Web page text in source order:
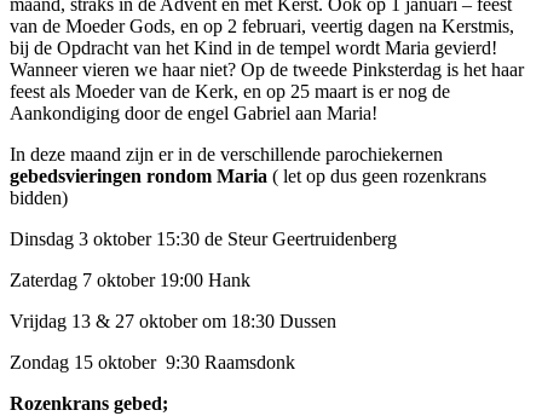
maand, straks in de Advent en met Kerst. Ook op 1 januari – feest
van de Moeder Gods, en op 2 februari, veertig dagen na Kerstmis,
bij de Opdracht van het Kind in de tempel wordt Maria gevierd!
Wanneer vieren we haar niet? Op de tweede Pinksterdag is het haar
feest als Moeder van de Kerk, en op 25 maart is er nog de
Aankondiging door de engel Gabriel aan Maria!
In deze maand zijn er in de verschillende parochiekernen
gebedsvieringen rondom Maria ( let op dus geen rozenkrans
bidden)
Dinsdag 3 oktober 15:30 de Steur Geertruidenberg
Zaterdag 7 oktober 19:00 Hank
Vrijdag 13 & 27 oktober om 18:30 Dussen
Zondag 15 oktober 9:30 Raamsdonk
Rozenkrans gebed;